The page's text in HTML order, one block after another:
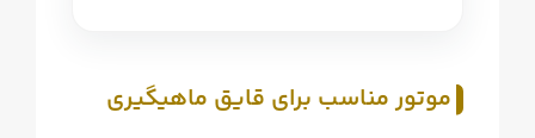
موتور مناسب برای قایق ماهیگیری